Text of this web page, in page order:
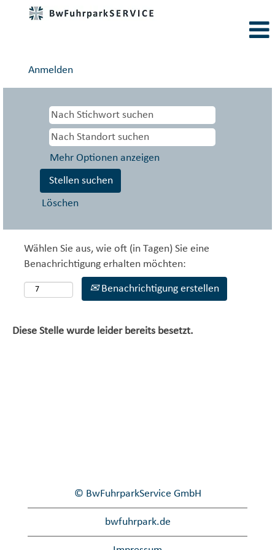
Anmelden
Mehr Optionen anzeigen
Löschen
Wählen Sie aus, wie oft (in Tagen) Sie eine
Benachrichtigung erhalten möchten:
Benachrichtigung erstellen
Diese Stelle wurde leider bereits besetzt.
© BwFuhrparkService GmbH
bwfuhrpark.de